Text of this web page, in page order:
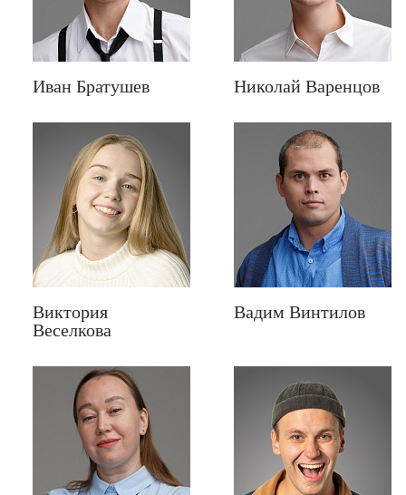
Иван Братушев Николай Варенцов
Виктория
Веселкова
Вадим Винтилов